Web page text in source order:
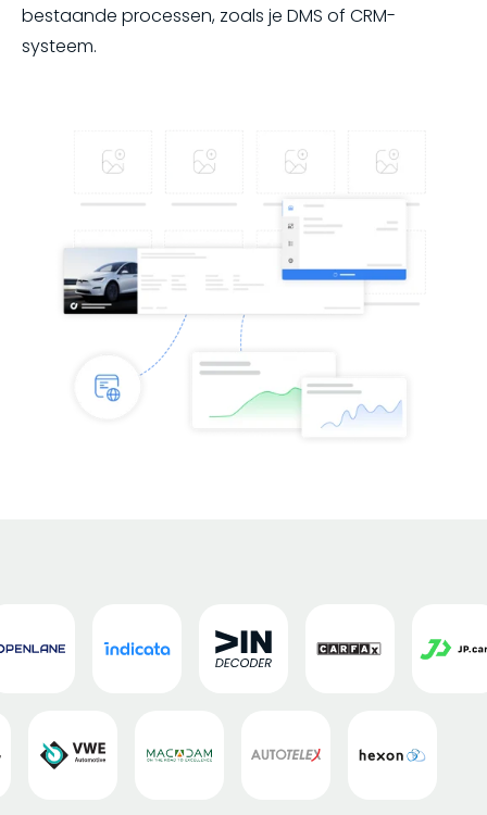
bestaande processen, zoals je DMS of CRM-
systeem.